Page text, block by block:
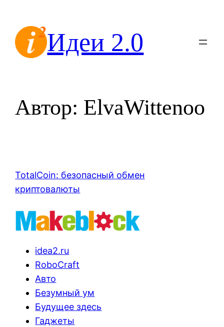
содержимомуИдеи 2.0
Автор: ElvaWittenoo
TotalCoin: безопасный обмен
криптовалюты
idea2.ru
RoboCraft
Авто
Безумный ум
Будущее здесь
Гаджеты